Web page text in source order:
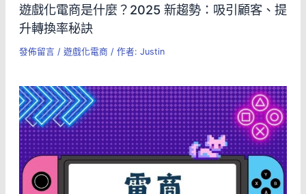
遊戲化電商是什麼？2025 新趨勢：吸引顧客、提
升轉換率秘訣
發佈留言 / 遊戲化電商 / 作者: Justin